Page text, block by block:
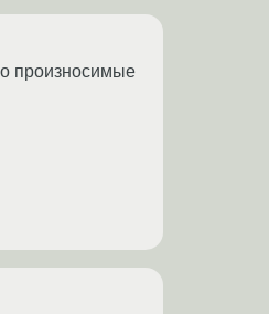
произносимые